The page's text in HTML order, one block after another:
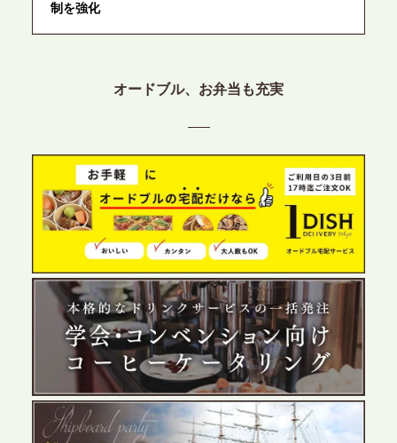
制を強化
プレスリリースのご案内｜ケータリングのセカンド
目の展開で、拡大する出張パーティー・ケータリン
2026.6.4
プレスリリースのご案内｜夏の社内親睦が、配属後
の離職防止に。オフィスや会議室で縁日気分を味わ
う「お祭りケータリング」の提供を開始
2026.5.29
プレスリリースのご案内｜ケータリングのセカンド
テーブル、群馬前橋支社を設立。再開発やオフィス
展開が進む前橋エリアの企業ニーズに応え、高品質
なサービスで各種イベント・懇親会をサポート
オードブル、お弁当も充実